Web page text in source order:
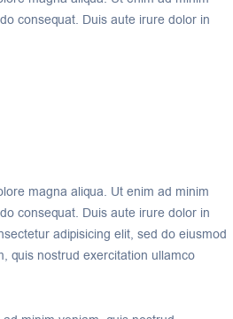
consequat. Duis aute irure dolor in
magna aliqua. Ut enim ad minim
consequat. Duis aute irure dolor in
adipisicing elit, sed do eiusmod
quis nostrud exercitation ullamco